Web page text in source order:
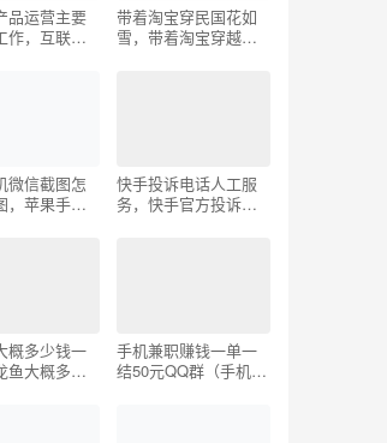
品运营主要
作，互联网
带着淘宝穿民国花如
雪，带着淘宝穿越民
微信截图怎
，苹果手机
快手投诉电话人工服
务，快手官方投诉电
概多少钱一
鱼大概多少
手机兼职赚钱一单一
结50元QQ群（手机兼